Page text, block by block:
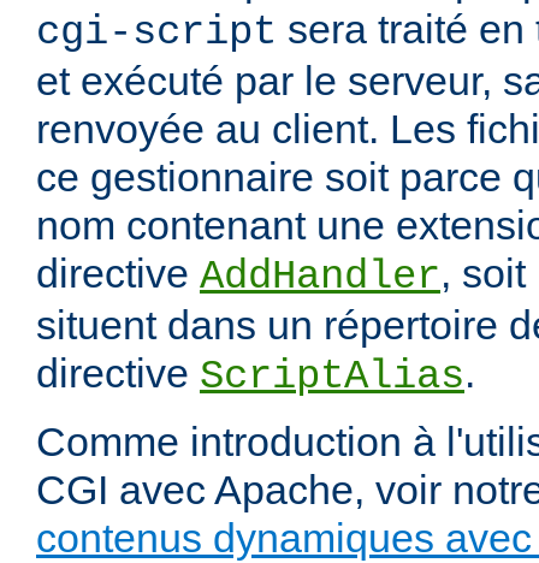
cgi-script sera traité en
et exécuté par le serveur,
renvoyée au client. Les
ce gestionnaire soit parce
nom contenant une
directive AddHandler,
situent dans un répertoire
directive ScriptAlias.
Comme introduction à
CGI avec Apache, voir
contenus dynamiques